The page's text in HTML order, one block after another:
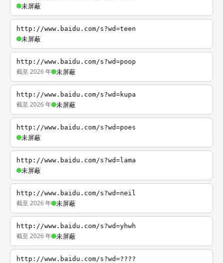
未屏蔽
http://www.baidu.com/s?wd=teen
未屏蔽
http://www.baidu.com/s?wd=poop
截至 2026 年 未屏蔽
http://www.baidu.com/s?wd=kupa
截至 2026 年 未屏蔽
http://www.baidu.com/s?wd=poes
未屏蔽
http://www.baidu.com/s?wd=lama
未屏蔽
http://www.baidu.com/s?wd=neil
截至 2026 年 未屏蔽
http://www.baidu.com/s?wd=yhwh
截至 2026 年 未屏蔽
http://www.baidu.com/s?wd=????